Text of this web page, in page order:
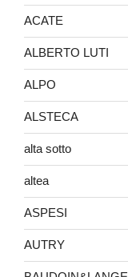
ACATE
ALBERTO LUTI
ALPO
ALSTECA
alta sotto
altea
ASPESI
AUTRY